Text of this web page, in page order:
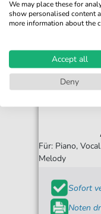
Für: Piano,
Melody
Sofort
Noten
We may place these for
show personalised content
more information about the
Accept all
Deny